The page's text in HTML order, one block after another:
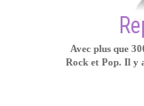
Avec plus que
Rock et Pop. Il y